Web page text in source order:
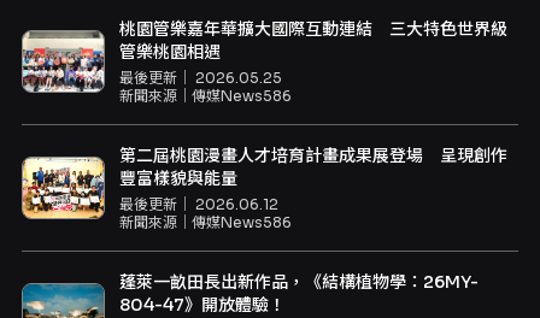
桃園管樂嘉年華擴大國際互動連結 三大特色世界級
管樂桃園相遇
最後更新｜ 2026.05.25
新聞來源｜ 傳媒News586
第二屆桃園漫畫人才培育計畫成果展登場 呈現創作
豐富樣貌與能量
最後更新｜ 2026.06.12
新聞來源｜ 傳媒News586
蓬萊一畝田長出新作品，《結構植物學：26MY-
804-47》開放體驗！